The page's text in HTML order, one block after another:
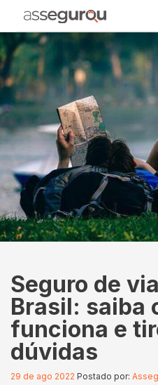
Seguro de
Brasil: saiba
funciona e
dúvidas
29 de ago 2022 Postado por: